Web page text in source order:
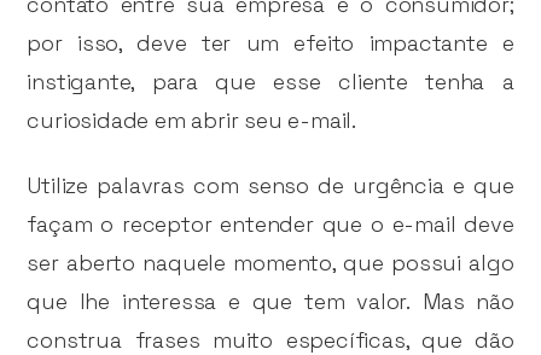
por isso, deve ter um efeito impactante e
instigante, para que esse cliente tenha a
curiosidade em abrir seu e-mail.
Utilize palavras com senso de urgência e que
façam o receptor entender que o e-mail deve
ser aberto naquele momento, que possui algo
que lhe interessa e que tem valor. Mas não
construa frases muito específicas, que dão